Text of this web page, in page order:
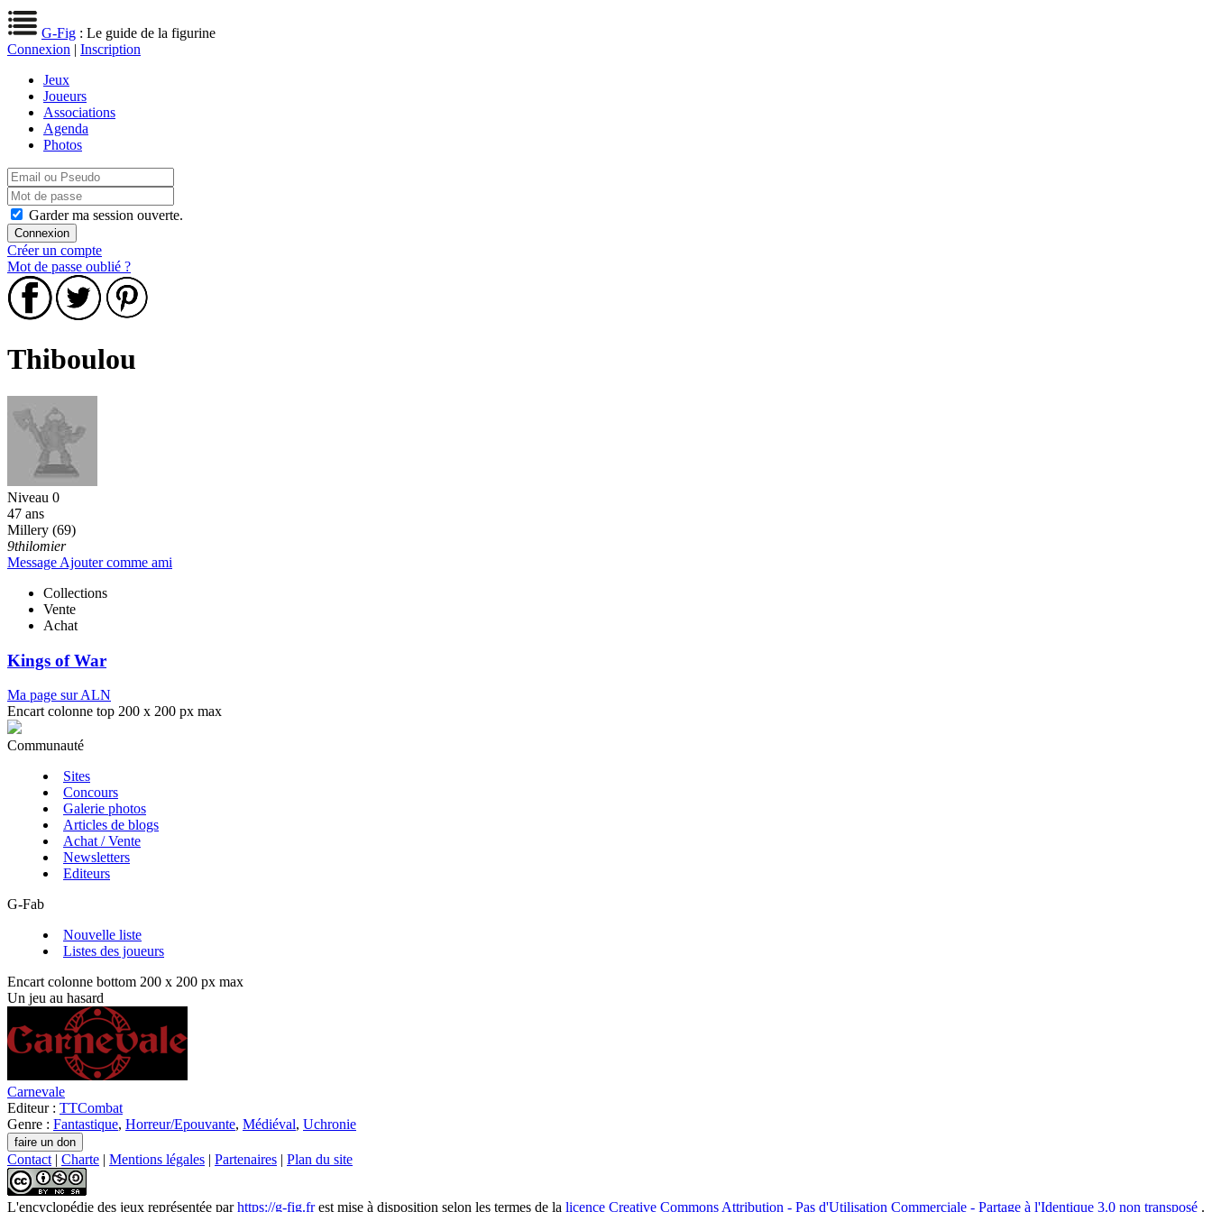
G-Fig : Le guide de la figurine
Connexion | Inscription
Jeux
Joueurs
Associations
Agenda
Photos
Garder ma session ouverte.
Créer un compte
Mot de passe oublié ?
Thiboulou
Niveau 0
47 ans
Millery (69)
9thilomier
Message Ajouter comme ami
Collections
Vente
Achat
Kings of War
Ma page sur ALN
Encart colonne top 200 x 200 px max
Communauté
Sites
Concours
Galerie photos
Articles de blogs
Achat / Vente
Newsletters
Editeurs
G-Fab
Nouvelle liste
Listes des joueurs
Encart colonne bottom 200 x 200 px max
Un jeu au hasard
Carnevale
Editeur : TTCombat
Genre : Fantastique, Horreur/Epouvante, Médiéval, Uchronie
Contact | Charte | Mentions légales | Partenaires | Plan du site
L'encyclopédie des jeux représentée parhttps://g-fig.frest mise à disposition selon les termes de la licence Creative Commons Attribution - Pas d'Utilisation Commerciale - Partage à l'Identique 3.0 non transposé .